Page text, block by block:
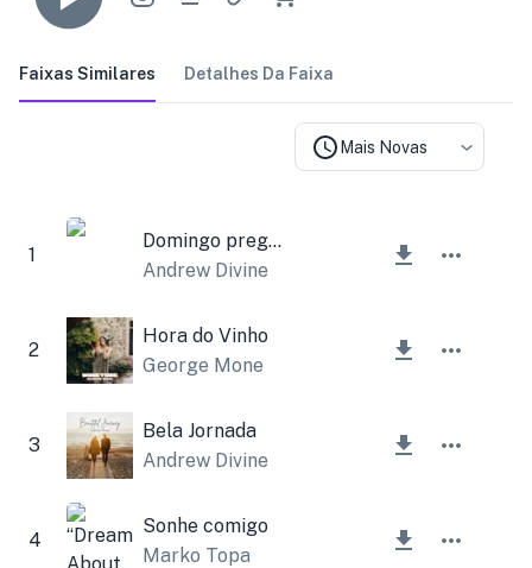
Faixas Similares Detalhes Da Faixa
Mais Novas
1
Domingo preguiçoso
Andrew Divine
2
Hora do Vinho
George Mone
3
Bela Jornada
Andrew Divine
4
Sonhe comigo
Marko Topa